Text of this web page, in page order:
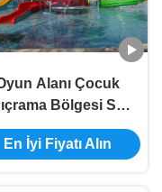
Alanı Çocuk
Bölgesi Su
Anti UV ISO
ROHS Sertifikası
En İyi Fiyatı Alın